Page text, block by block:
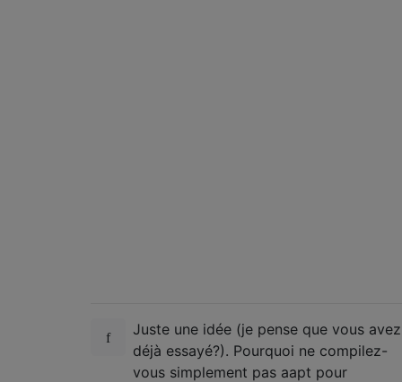
Juste une idée (je pense que vous avez
déjà essayé?). Pourquoi ne compilez-
vous simplement pas aapt pour